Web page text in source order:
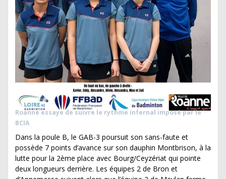
Roanne essaye de suivre le rythme infernal imposé par le
BCIA
Dans la poule B, le GAB-3 poursuit son sans-faute et
possède 7 points d’avance sur son dauphin Montbrison, à la
lutte pour la 2ème place avec Bourg/Ceyzériat qui pointe
deux longueurs derrière. Les équipes 2 de Bron et